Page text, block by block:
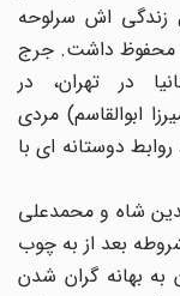
اش سرلوحه
محفوظ داشت. جرج
در تهران، در
ابوالقاسم) مردی
دوستانه ای با
شاه و محمدعلی
بعد از به چوب
بهانه گران شدن